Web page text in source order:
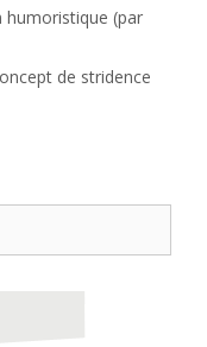
humoristique (par
de stridence